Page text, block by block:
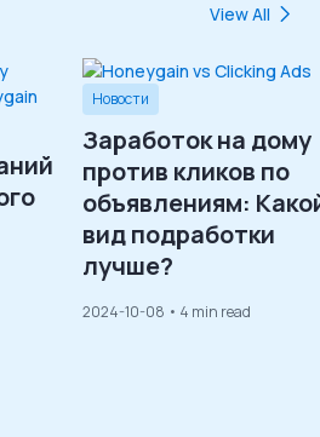
View All
Новости
Заработок на дому
против кликов по
объявлениям:
вид подработки
лучше?
2024-10-08 • 4 min read